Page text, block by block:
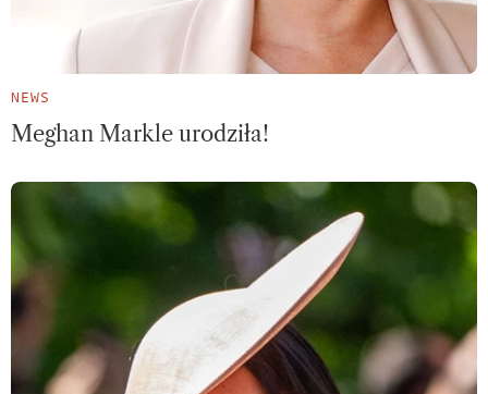
NEWS
Meghan Markle urodziła!